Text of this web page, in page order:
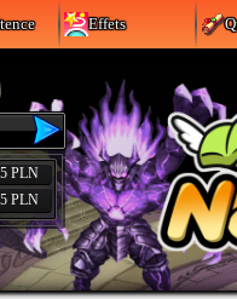
Effets
PLN
PLN